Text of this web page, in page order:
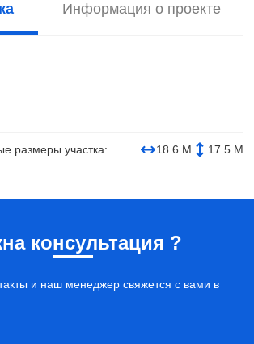
Информация о проекте
размеры участка: 18.6 М 17.5 М
консультация ?
и наш менеджер свяжется с вами в